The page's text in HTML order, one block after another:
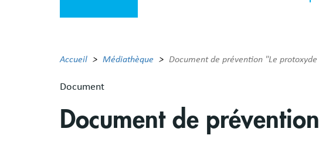
Accueil Médiathèque Document de prévention "Le protoxyde
Document
Document de